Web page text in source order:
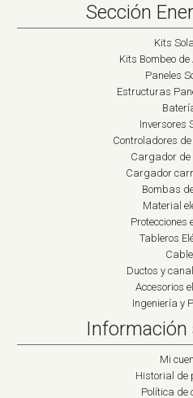
Sección
Kits
Kits Bombeo
Paneles
Estructuras
Inversores
Controladores
Cargador de
Cargador
Bombas
Material
Protecciones
Tableros
Ductos y
Accesorios
Ingeniería y
Información
Mi
Historial de
Política de